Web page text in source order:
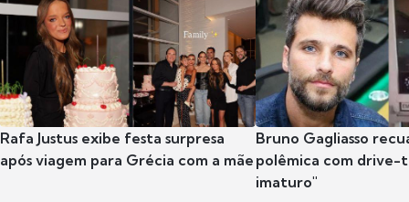
Rafa Justus exibe festa surpresa
após viagem para Grécia com a mãe
Bruno Gagliasso
polêmica com drive-
imaturo"